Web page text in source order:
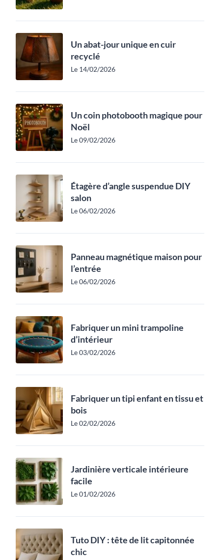
Un abat-jour unique en cuir
recyclé
Le 14/02/2026
Un coin photobooth magique pour
Noël
Le 09/02/2026
Étagère d’angle suspendue DIY
salon
Le 06/02/2026
Panneau magnétique maison pour
l’entrée
Le 06/02/2026
Fabriquer un mini trampoline
d’intérieur
Le 03/02/2026
Fabriquer un tipi enfant en tissu et
bois
Le 02/02/2026
Jardinière verticale intérieure
facile
Le 01/02/2026
Tuto DIY : tête de lit capitonnée
chic